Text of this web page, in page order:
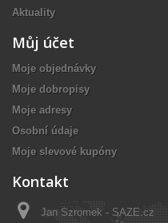
Aktuality
Můj účet
Moje objednávky
Moje dobropisy
Moje adresy
Osobní údaje
Moje slevové kupóny
Kontakt
Jan Szromek - SAZE.cz